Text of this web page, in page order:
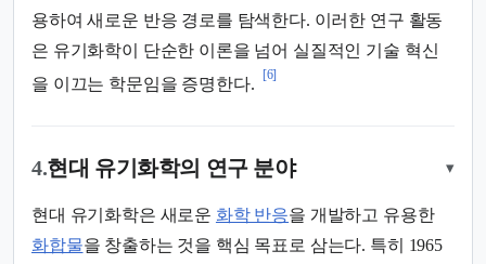
용하여 새로운 반응 경로를 탐색한다. 이러한 연구 활동
은 유기화학이 단순한 이론을 넘어 실질적인 기술 혁신
을 이끄는 학문임을 증명한다.
[6]
4.현대 유기화학의 연구 분야 ▾
현대 유기화학은 새로운 화학 반응을 개발하고 유용한
화합물을 창출하는 것을 핵심 목표로 삼는다. 특히 1965